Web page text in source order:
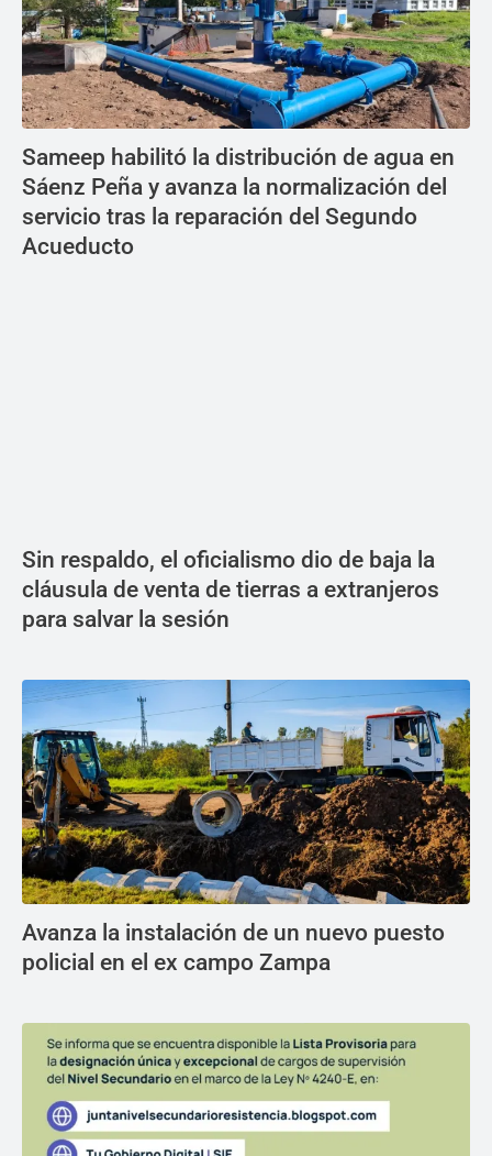
Sameep habilitó la distribución de agua en
Sáenz Peña y avanza la normalización del
servicio tras la reparación del Segundo
Acueducto
Sin respaldo, el oficialismo dio de baja la
cláusula de venta de tierras a extranjeros
para salvar la sesión
Avanza la instalación de un nuevo puesto
policial en el ex campo Zampa